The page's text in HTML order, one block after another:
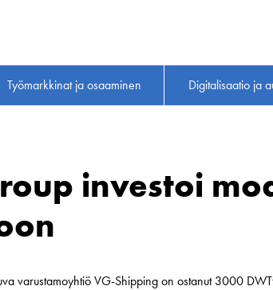
Työmarkkinat ja osaaminen Digitalisaatio ja
investoi
varustamoyhtiö VG-Shipping on ostanut 3000